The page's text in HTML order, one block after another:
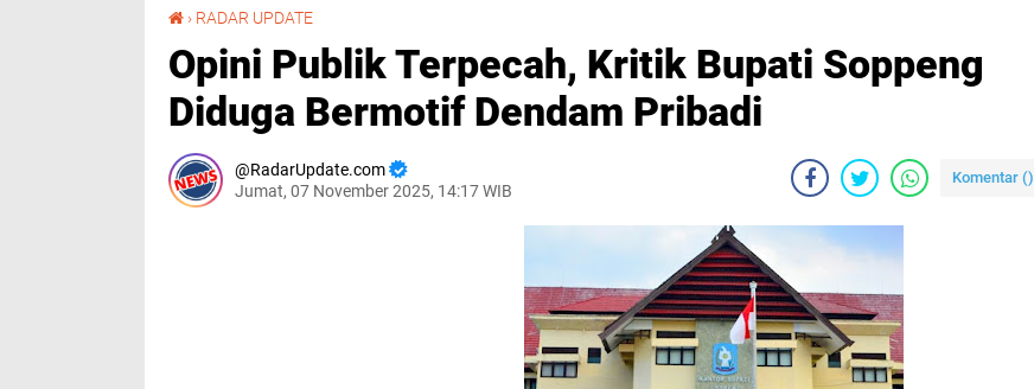
› RADAR UPDATE
Opini Publik Terpecah, Kritik Bupati Soppeng
Diduga Bermotif Dendam Pribadi
RadarUpdate.com
Jumat, 07 November 2025, 14:17 WIB
Komentar ()